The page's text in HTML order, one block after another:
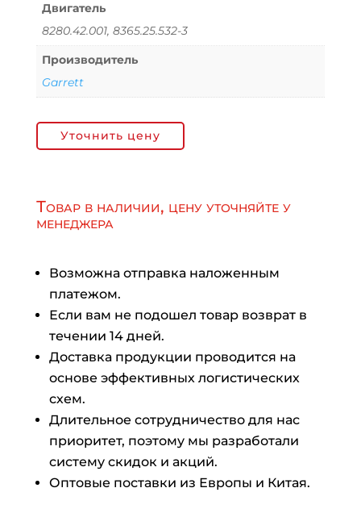
Двигатель
8280.42.001, 8365.25.532-3
Производитель
Garrett
Уточнить цену
Товар в наличии, цену уточняйте у
менеджера
Возможна отправка наложенным
платежом.
Если вам не подошел товар возврат в
течении 14 дней.
Доставка продукции проводится на
основе эффективных логистических
схем.
Длительное сотрудничество для нас
приоритет, поэтому мы разработали
систему скидок и акций.
Оптовые поставки из Европы и Китая.